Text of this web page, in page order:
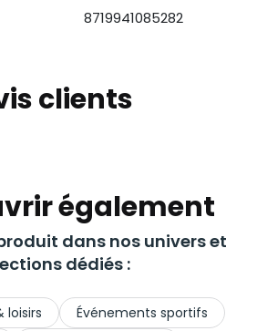
8719941085282
clients
également
dans nos univers et
dédiés :
loisirs Événements sportifs